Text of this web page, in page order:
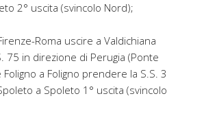
2° uscita (svincolo Nord);
Roma uscire a Valdichiana
75 in direzione di Perugia (Ponte
Foligno a Foligno prendere la S.S. 3
a Spoleto 1° uscita (svincolo